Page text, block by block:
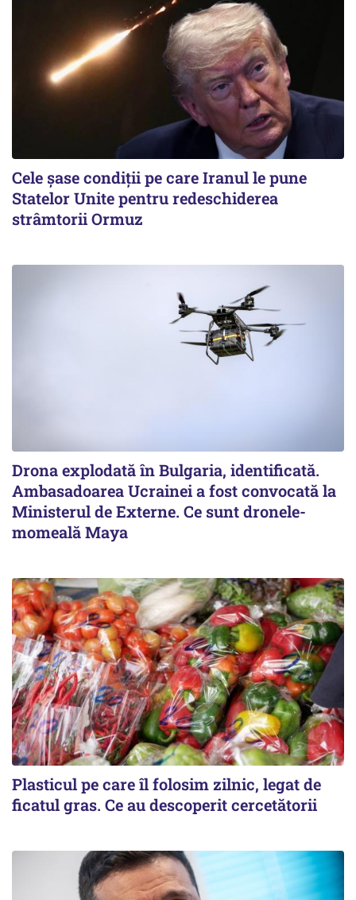
Cele șase condiții pe care Iranul le pune
Statelor Unite pentru redeschiderea
strâmtorii Ormuz
Drona explodată în Bulgaria, identificată.
Ambasadoarea Ucrainei a fost convocată la
Ministerul de Externe. Ce sunt dronele-
momeală Maya
Plasticul pe care îl folosim zilnic, legat de
ficatul gras. Ce au descoperit cercetătorii